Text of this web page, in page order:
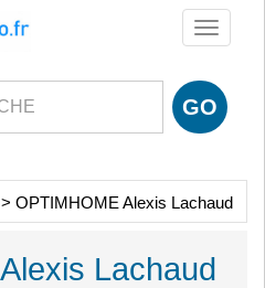
Toggle
> OPTIMHOME Alexis Lachaud
Lachaud